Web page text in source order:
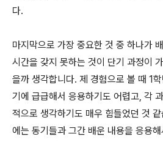
다.
마지막으로 가장 중요한 것 중 하나가
시간을 갖지 못하는 것이 단기 과정이
을까 생각합니다. 제 경험으로 볼 때 1
기에 급급해서 응용하기도 어렵고, 각
적으로 생각하기도 매우 힘들었던 것
에는 동기들과 그간 배운 내용을 응용